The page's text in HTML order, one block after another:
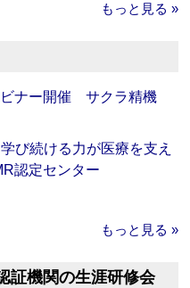
もっと見る »
ナー開催 サクラ精機
び続ける力が医療を支え
認定センター
もっと見る »
証機関の生涯研修会